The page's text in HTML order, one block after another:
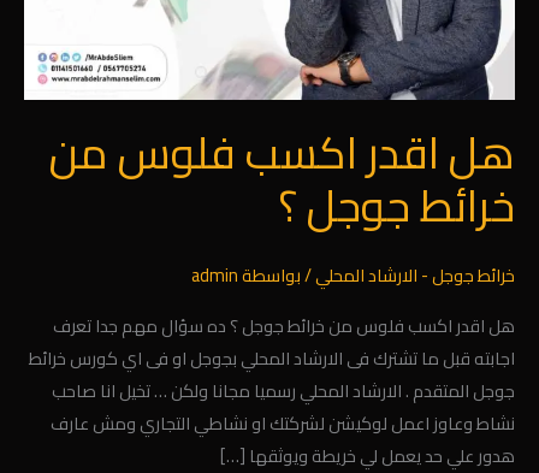
هل اقدر اكسب فلوس من
خرائط جوجل ؟
خرائط جوجل - الارشاد المحلي/ بواسطةadmin
هل اقدر اكسب فلوس من خرائط جوجل ؟ ده سؤال مهم جدا تعرف
اجابته قبل ما تشترك فى الارشاد المحلي بجوجل او فى اي كورس خرائط
جوجل المتقدم . الارشاد المحلي رسميا مجانا ولكن … تخيل انا صاحب
نشاط وعاوز اعمل لوكيشن لشركتك او نشاطي التجاري ومش عارف
هدور علي حد يعمل لي خريطة ويوثقها […]